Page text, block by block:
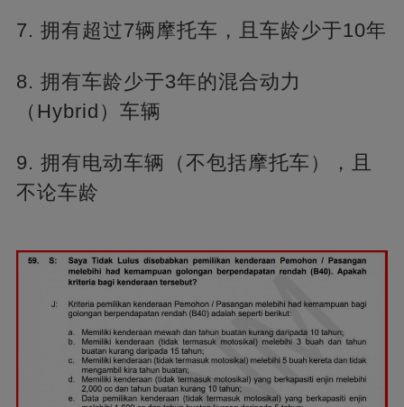
7. 拥有超过7辆摩托车，且车龄少于10年
8. 拥有车龄少于3年的混合动力
（Hybrid）车辆
9. 拥有电动车辆（不包括摩托车），且
不论车龄